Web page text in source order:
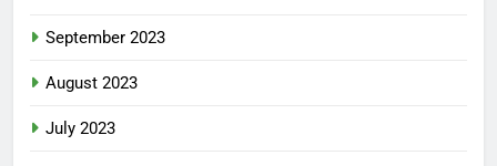
September 2023
August 2023
July 2023